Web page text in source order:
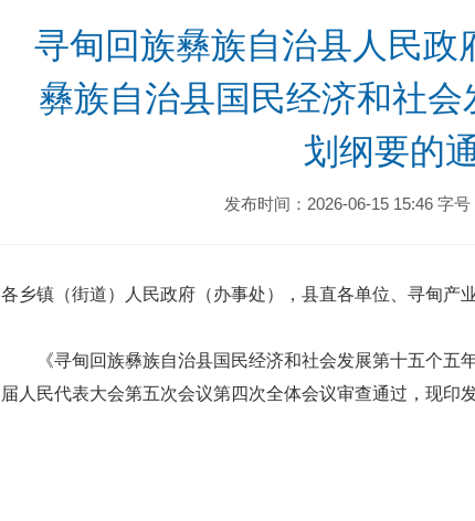
寻甸回族彝族自治县人民政
彝族自治县国民经济和社
划纲要的
发布时间：2026-06-15 15:46 字
各乡镇（街道）人民政府（办事处），县直各单位、寻甸产
《寻甸回族彝族自治县国民经济和社会发展第十五个
届人民代表大会第五次会议第四次全体会议审查通过，现印